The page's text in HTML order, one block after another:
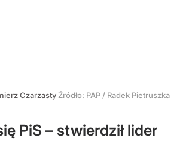
Czarzasty Źródło: PAP / Radek Pietruszka
PiS – stwierdził lider